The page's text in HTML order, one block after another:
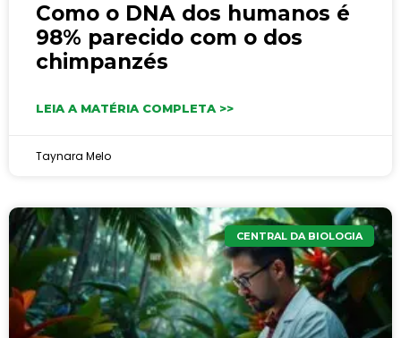
Como o DNA dos humanos é
98% parecido com o dos
chimpanzés
LEIA A MATÉRIA COMPLETA >>
Taynara Melo
CENTRAL DA BIOLOGIA